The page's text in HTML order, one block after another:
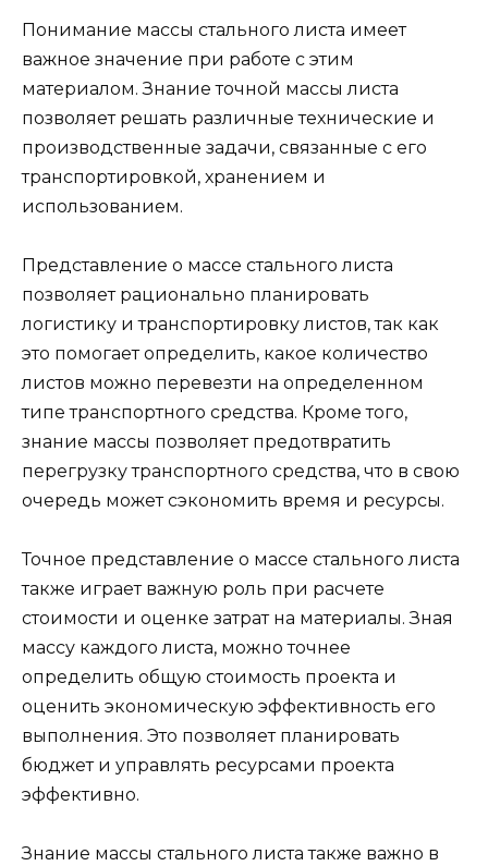
Понимание массы стального листа имеет
важное значение при работе с этим
материалом. Знание точной массы листа
позволяет решать различные технические и
производственные задачи, связанные с его
транспортировкой, хранением и
использованием.
Представление о массе стального листа
позволяет рационально планировать
логистику и транспортировку листов, так как
это помогает определить, какое количество
листов можно перевезти на определенном
типе транспортного средства. Кроме того,
знание массы позволяет предотвратить
перегрузку транспортного средства, что в свою
очередь может сэкономить время и ресурсы.
Точное представление о массе стального листа
также играет важную роль при расчете
стоимости и оценке затрат на материалы. Зная
массу каждого листа, можно точнее
определить общую стоимость проекта и
оценить экономическую эффективность его
выполнения. Это позволяет планировать
бюджет и управлять ресурсами проекта
эффективно.
Знание массы стального листа также важно в